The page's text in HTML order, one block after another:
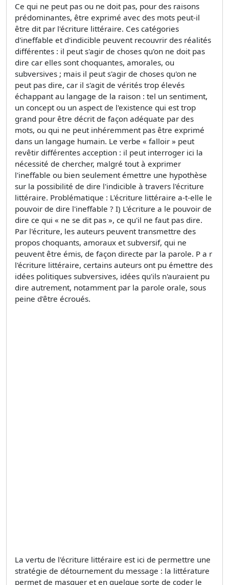
Ce qui ne peut pas ou ne doit pas, pour des raisons
prédominantes, être exprimé avec des mots peut-il
être dit par l'écriture littéraire. Ces catégories
d'ineffable et d'indicible peuvent recouvrir des réalités
différentes : il peut s'agir de choses qu'on ne doit pas
dire car elles sont choquantes, amorales, ou
subversives ; mais il peut s'agir de choses qu'on ne
peut pas dire, car il s'agit de vérités trop élevés
échappant au langage de la raison : tel un sentiment,
un concept ou un aspect de l'existence qui est trop
grand pour être décrit de façon adéquate par des
mots, ou qui ne peut inhéremment pas être exprimé
dans un langage humain. Le verbe « falloir » peut
revêtir différentes acception : il peut interroger ici la
nécessité de chercher, malgré tout à exprimer
l'ineffable ou bien seulement émettre une hypothèse
sur la possibilité de dire l'indicible à travers l'écriture
littéraire. Problématique : L'écriture littéraire a-t-elle le
pouvoir de dire l'ineffable ? I) L'écriture a le pouvoir de
dire ce qui « ne se dit pas », ce qu'il ne faut pas dire.
Par l'écriture, les auteurs peuvent transmettre des
propos choquants, amoraux et subversif, qui ne
peuvent être émis, de façon directe par la parole. P a r
l'écriture littéraire, certains auteurs ont pu émettre des
idées politiques subversives, idées qu'ils n'auraient pu
dire autrement, notamment par la parole orale, sous
peine d'être écroués.
La vertu de l'écriture littéraire est ici de permettre une
stratégie de détournement du message : la littérature
permet de masquer et en quelque sorte de coder le